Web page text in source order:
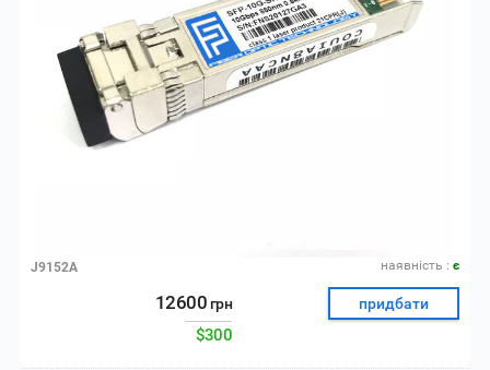
наявнiсть : є
J9152A
12600 грн
$300
придбати